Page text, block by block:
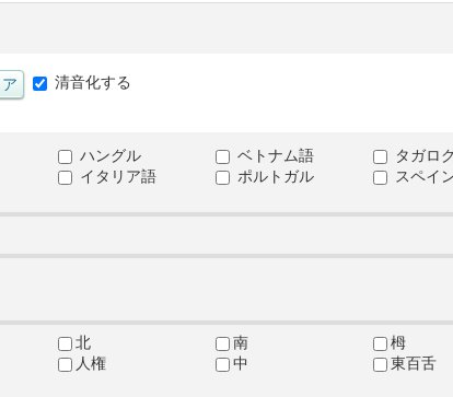
清音化する
ハングル ベトナム語
タガロ
イタリア語 ポルトガル
スペイ
北 南
栂
人権 中
東百舌